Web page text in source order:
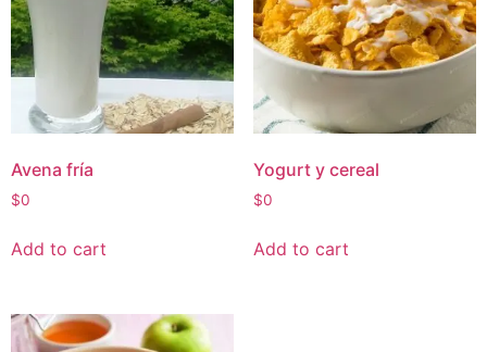
Avena fría
$0
Add to cart
Yogurt y cereal
$0
Add to cart